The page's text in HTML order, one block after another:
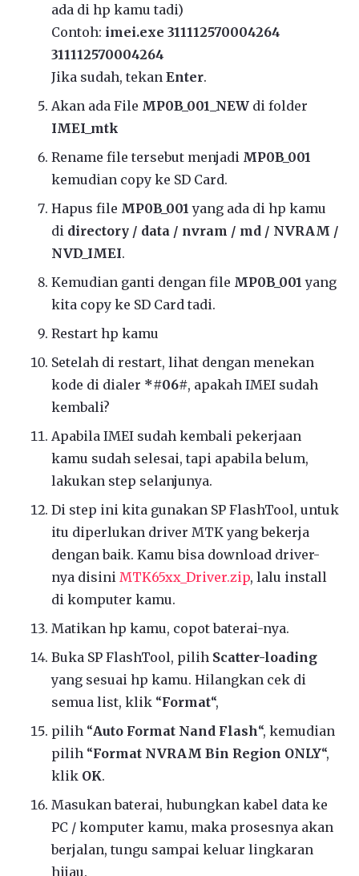
ada di hp kamu tadi)
Contoh: imei.exe 311112570004264
311112570004264
Jika sudah, tekan Enter.
Akan ada File MP0B_001_NEW di folder
IMEI_mtk
Rename file tersebut menjadi MP0B_001
kemudian copy ke SD Card.
Hapus file MP0B_001 yang ada di hp kamu
di directory / data / nvram / md / NVRAM /
NVD_IMEI.
Kemudian ganti dengan file MP0B_001 yang
kita copy ke SD Card tadi.
Restart hp kamu
Setelah di restart, lihat dengan menekan
kode di dialer *#06#, apakah IMEI sudah
kembali?
Apabila IMEI sudah kembali pekerjaan
kamu sudah selesai, tapi apabila belum,
lakukan step selanjunya.
Di step ini kita gunakan SP FlashTool, untuk
itu diperlukan driver MTK yang bekerja
dengan baik. Kamu bisa download driver-
nya disini MTK65xx_Driver.zip, lalu install
di komputer kamu.
Matikan hp kamu, copot baterai-nya.
Buka SP FlashTool, pilih Scatter-loading
yang sesuai hp kamu. Hilangkan cek di
semua list, klik “Format“,
pilih “Auto Format Nand Flash“, kemudian
pilih “Format NVRAM Bin Region ONLY“,
klik OK.
Masukan baterai, hubungkan kabel data ke
PC / komputer kamu, maka prosesnya akan
berjalan, tungu sampai keluar lingkaran
hijau.